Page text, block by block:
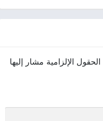
الحقول الإلزامية مشار إليها